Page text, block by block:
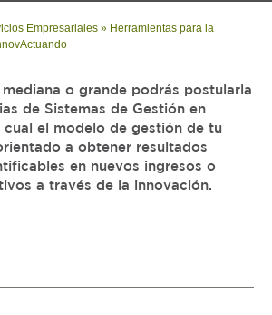
Empresariales » Herramientas para la
o grande podrás postularla
de Sistemas de Gestión en
cual el modelo de gestión de tu
a obtener resultados
en nuevos ingresos o
a través de la innovación.